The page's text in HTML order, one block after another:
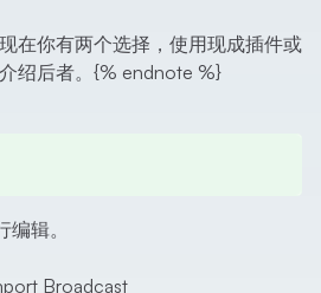
在你有两个选择，使用现成插件或
绍后者。{% endnote %}
编辑。
Broadcast